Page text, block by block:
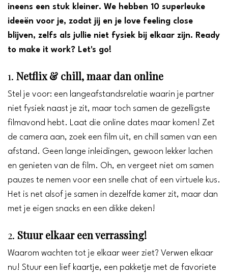
ineens een stuk kleiner. We hebben 10 superleuke
ideeën voor je, zodat jij en je love feeling close
blijven, zelfs als jullie niet fysiek bij elkaar zijn. Ready
to make it work? Let's go!
1. Netflix & chill, maar dan online
Stel je voor: een langeafstandsrelatie waarin je partner
niet fysiek naast je zit, maar toch samen de gezelligste
filmavond hebt. Laat die online dates maar komen! Zet
de camera aan, zoek een film uit, en chill samen van een
afstand. Geen lange inleidingen, gewoon lekker lachen
en genieten van de film. Oh, en vergeet niet om samen
pauzes te nemen voor een snelle chat of een virtuele kus.
Het is net alsof je samen in dezelfde kamer zit, maar dan
met je eigen snacks en een dikke deken!
2. Stuur elkaar een verrassing!
Waarom wachten tot je elkaar weer ziet? Verwen elkaar
nu! Stuur een lief kaartje, een pakketje met de favoriete